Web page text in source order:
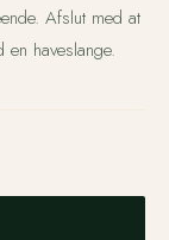
Afslut med at
en haveslange.